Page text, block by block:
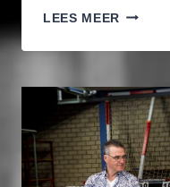
LEES MEER
GENDT
OPEN